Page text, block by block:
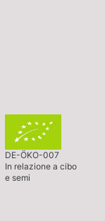
DE-ÖKO-007
In relazione a cibo
e semi